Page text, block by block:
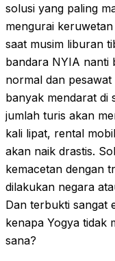
solusi yang paling
mengurai
saat musim liburan
bandara NYIA nanti
normal dan
banyak mendarat di
jumlah turis akan
kali lipat, rental
akan naik drastis.
kemacetan dengan
dilakukan negara
Dan terbukti sangat
kenapa Yogya tidak
sana?